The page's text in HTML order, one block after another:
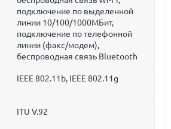
подключение по выделенной
линии 10/100/1000МБит,
подключение по телефонной
линии (факс/модем),
беспроводная связь Bluetooth
IEEE 802.11b, IEEE 802.11g
ITU V.92